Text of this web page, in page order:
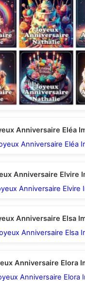
Anniversaire Eléa
Anniversaire Elvire
Anniversaire Elsa
Anniversaire Elora